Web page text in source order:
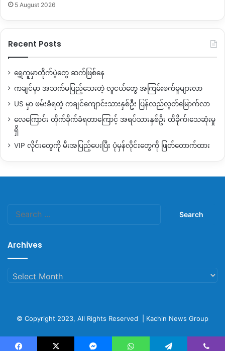
5 August 2026
Recent Posts
ရွှေကူမှာတိုက်ပွဲတွေ ဆက်ဖြစ်နေ
ကချင်မှာ အသက်မပြည့်သေးတဲ့ လူငယ်တွေ အကြမ်းဖက်မှုများလာ
US မှာ ဖမ်းခံရတဲ့ ကချင်ကျောင်းသားနှစ်ဦး ပြန်လည်လွတ်မြောက်လာ
လေကြောင်း တိုက်ခိုက်ခံရတာကြောင့် အရပ်သားနှစ်ဦး ထိခိုက်၊သေဆုံးမှု
ရှိ
VIP လိုင်းတွေကို မီးအပြည့်ပေးပြီး ပုံမှန်လိုင်းတွေကို ဖြတ်တောက်ထား
Archives
Archives
© Copyright 2023, All Rights Reserved | Kachin News Group